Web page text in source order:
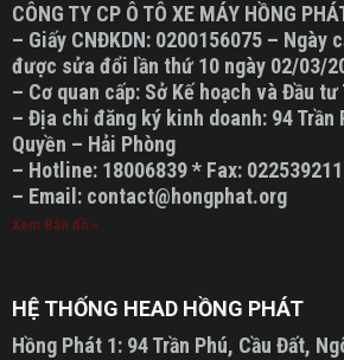
CÔNG TY CP Ô TÔ XE MÁY HỒNG
– Giấy CNĐKDN: 0200156075 – Ngày
được sửa đổi lần thứ 10 ngày 02/03/
– Cơ quan cấp: Sở Kế hoạch và Đầu tư
– Địa chỉ đăng ký kinh doanh: 94 Trần
Quyền – Hải Phòng
– Hotline: 18006839 * Fax:
– Email: contact@hongphat.org
Xem Bản đồ »
HỆ THỐNG HEAD HỒNG PHÁT
Hồng Phát 1: 94 Trần Phú, Cầu Đất,